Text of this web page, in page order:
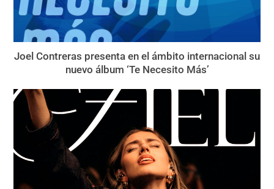
Joel Contreras presenta en el ámbito internacional su
nuevo álbum ‘Te Necesito Más’